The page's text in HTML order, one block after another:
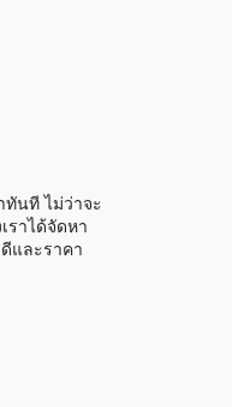
ทันที ไม่ว่าจะ
ราได้จัดหา
และราคา